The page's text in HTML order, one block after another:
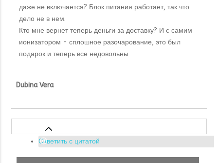
даже не включается? Блок питания работает, так что
дело не в нем.
Кто мне вернет теперь деньги за доставку? И с самим
ионизатором - сплошное разочарование, это был
подарок и теперь все недовольны
Dubina Vera
Ответить с цитатой